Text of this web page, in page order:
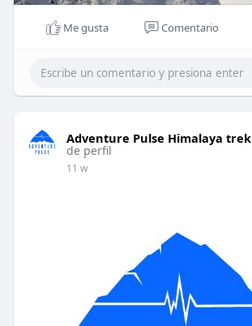
Me gusta Comentario
Adventure Pulse Himalaya trek
de perfil
11 w